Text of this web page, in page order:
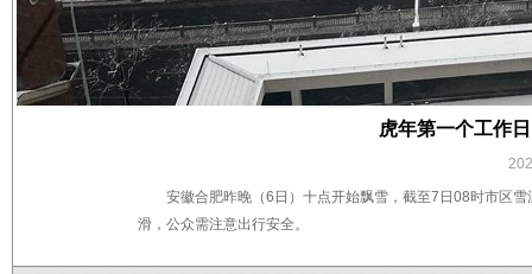
虎年第一个工作
安徽合肥昨晚（6日）十点开始飘雪，截至7日08时市区
滑，公众需注意出行安全。